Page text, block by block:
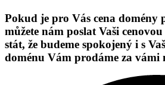
Pokud je pro Vás cena domény
můžete nám poslat Vaši
stát, že budeme spokojený i s
doménu Vám prodáme za vámi